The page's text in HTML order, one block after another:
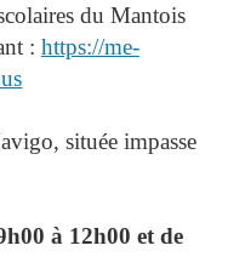
du Mantois
: https://me-
située impasse
à 12h00 et de